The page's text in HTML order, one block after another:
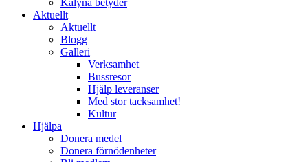
Kalyna betyder
Aktuellt
Aktuellt
Blogg
Galleri
Verksamhet
Bussresor
Hjälp leveranser
Med stor tacksamhet!
Kultur
Hjälpa
Donera medel
Donera förnödenheter